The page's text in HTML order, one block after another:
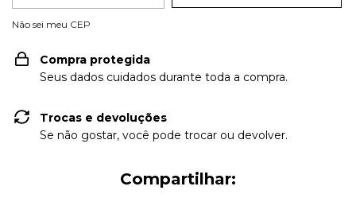
Não sei meu CEP
Compra protegida
Seus dados cuidados durante toda a compra.
Trocas e devoluções
Se não gostar, você pode trocar ou devolver.
Compartilhar: